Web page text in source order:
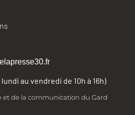
lundi au vendredi de 10h à 16h)
et de la communication du Gard